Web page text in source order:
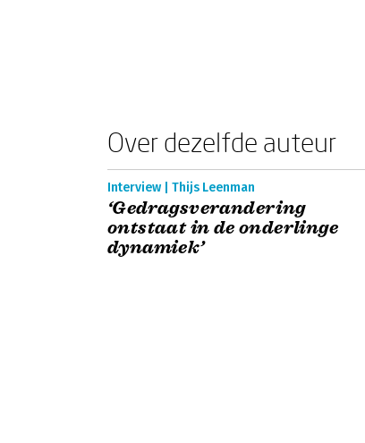
Over dezelfde auteur
Interview | Thijs Leenman
‘Gedragsverandering
ontstaat in de onderlinge
dynamiek’